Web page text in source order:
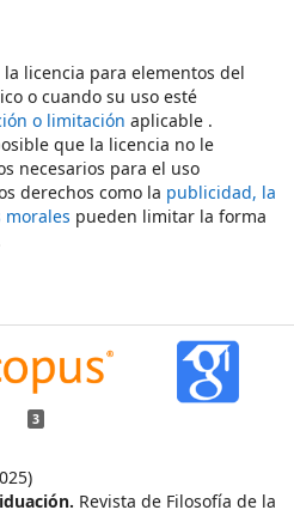
licencia para elementos del
o cuando su uso esté
o limitación aplicable .
que la licencia no le
necesarios para el uso
derechos como la publicidad, la
morales pueden limitar la forma
3
Revista de Filosofía de la